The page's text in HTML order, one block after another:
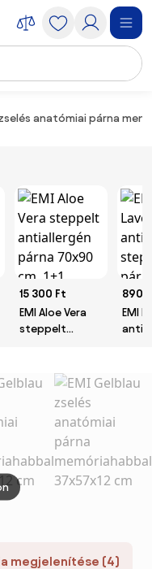
anatómiai párna
15 300 Ft
EMI Aloe Vera
steppelt
cm, 1+1 INGYEN
8900
EMI
megjelenítése (4)